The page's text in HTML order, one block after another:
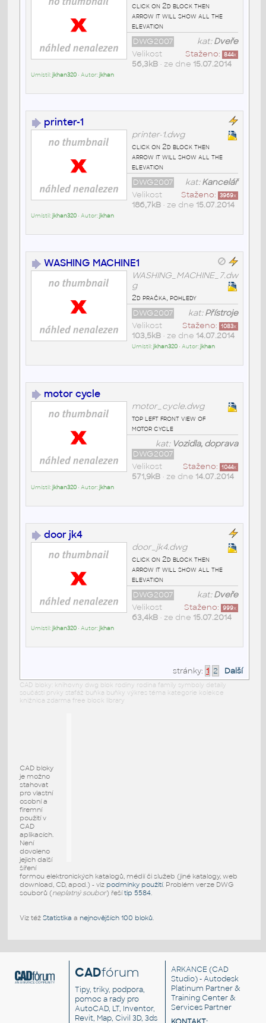
click on 2d block then
arrow it will show all the
elevation
kat:Dveře
DWG2007
Staženo: 844x
Velikost
56,3kB• ze dne 15.07.2014
Umístil:jkhan320• Autor:jkhan
printer-1
printer-1.dwg
click on 2d block then
arrow it will show all the
elevation
kat:Kancelář
DWG2007
Staženo: 3969x
Velikost
186,7kB• ze dne 15.07.2014
Umístil:jkhan320• Autor:jkhan
WASHING MACHINE1
WASHING_MACHINE_7.dw
g
2d pračka, pohledy
kat:Přístroje
DWG2007
Staženo: 1083x
Velikost
103,5kB• ze dne 14.07.2014
Umístil:jkhan320• Autor:jkhan
motor cycle
motor_cycle.dwg
top left front view of
motor cycle
kat: Vozidla, doprava
DWG2007
Staženo: 1044x
Velikost
571,9kB• ze dne 14.07.2014
Umístil:jkhan320• Autor:jkhan
door jk4
door_jk4.dwg
click on 2d block then
arrow it will show all the
elevation
kat:Dveře
DWG2007
Staženo: 999x
Velikost
63,4kB• ze dne 15.07.2014
Umístil:jkhan320• Autor:jkhan
stránky: 1 2 Další
CAD bloky: knihovny dwg blok rodiny rodina family symboly detaily
součásti prvky stafáž buňka buňky výkres téma kategorie kolekce
knižnica zdarma free block library
CAD bloky
je možno
stahovat
pro vlastní
osobní a
firemní
použití v
CAD
aplikacích.
Není
dovoleno
jejich další
šíření
formou elektronických katalogů, médií či služeb (jiné katalogy, web
download, CD, apod.) - viz podmínky použití. Problém verze DWG
souborů (neplatný soubor) řešítip 5584.
Viz též Statistika a nejnovějších 100 bloků.
CADfórum
Tipy, triky, podpora,
pomoc a rady pro
AutoCAD, LT, Inventor,
Revit, Map, Civil 3D, 3ds
ARKANCE (CAD
Studio) - Autodesk
Platinum Partner &
Training Center &
Services Partner